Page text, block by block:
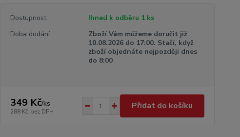
Dostupnost
Ihned k odběru 1 ks
Doba dodání
Zboží Vám můžeme doručit již
10.08.2026 do 17:00. Stačí, když
zboží objednáte nejpozději dnes
do 8:00
349 Kč/ks
288 Kč bez DPH
Přidat do košíku